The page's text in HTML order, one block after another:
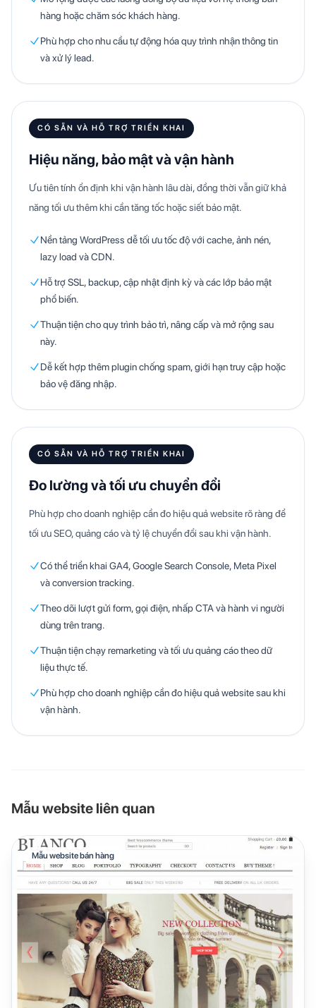
hàng hoặc chăm sóc khách hàng.
Phù hợp cho nhu cầu tự động hóa quy trình nhận thông tin
và xử lý lead.
CÓ SẴN VÀ HỖ TRỢ TRIỂN KHAI
Hiệu năng, bảo mật và vận hành
Ưu tiên tính ổn định khi vận hành lâu dài, đồng thời vẫn giữ khả
năng tối ưu thêm khi cần tăng tốc hoặc siết bảo mật.
Nền tảng WordPress dễ tối ưu tốc độ với cache, ảnh nén,
lazy load và CDN.
Hỗ trợ SSL, backup, cập nhật định kỳ và các lớp bảo mật
phổ biến.
Thuận tiện cho quy trình bảo trì, nâng cấp và mở rộng sau
này.
Dễ kết hợp thêm plugin chống spam, giới hạn truy cập hoặc
bảo vệ đăng nhập.
CÓ SẴN VÀ HỖ TRỢ TRIỂN KHAI
Đo lường và tối ưu chuyển đổi
Phù hợp cho doanh nghiệp cần đo hiệu quả website rõ ràng để
tối ưu SEO, quảng cáo và tỷ lệ chuyển đổi sau khi vận hành.
Có thể triển khai GA4, Google Search Console, Meta Pixel
và conversion tracking.
Theo dõi lượt gửi form, gọi điện, nhấp CTA và hành vi người
dùng trên trang.
Thuận tiện chạy remarketing và tối ưu quảng cáo theo dữ
liệu thực tế.
Phù hợp cho doanh nghiệp cần đo hiệu quả website sau khi
vận hành.
Mẫu website liên quan
Mẫu website bán hàng